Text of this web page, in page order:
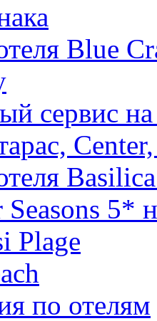
Blue
сервис
Seasons 5*
Plage
по отелям